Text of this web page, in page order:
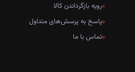
رویه بازگرداندن کالا
پاسخ به پرسش‌های متداول
تماس با ما